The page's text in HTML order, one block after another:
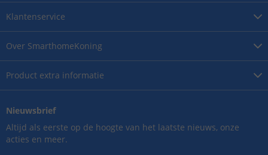
Over SmarthomeKoning
Product extra informatie
Klantenservice
Nieuwsbrief
Altijd als eerste op de hoogte van het laatste nieuws, onze
acties en meer.